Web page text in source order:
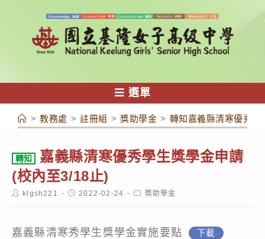
容
選單
> 教務處 > 註冊組 > 獎助學金 > 轉知嘉義縣清寒優秀
轉知
嘉義縣清寒優秀學生獎學金申請
(校內至3/18止)
Postklgsh221
Post2022-02-24
Post獎助學金
嘉義縣清寒秀學生獎學金實施要點 下載